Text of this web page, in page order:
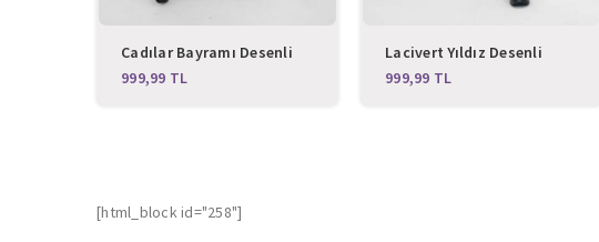
Cadılar Bayramı Desenli
Likralı Alt Üst Takım
TL
Lacivert Yıldız Desenli
Likralı Alt Üst Takım
TL
[html_block id="258"]